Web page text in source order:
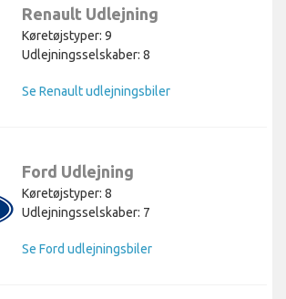
Renault Udlejning
Køretøjstyper: 9
Udlejningsselskaber: 8
Se Renault udlejningsbiler
Ford Udlejning
Køretøjstyper: 8
Udlejningsselskaber: 7
Se Ford udlejningsbiler